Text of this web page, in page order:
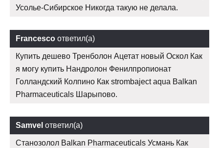
Усолье-Сибирское Никогда такую не делала.
Francesco ответил(а)
Купить дешево Тренболон Ацетат новый Оскол Как
я могу купить Нандролон Фенилпропионат
Голландский Колпино Как strombaject aqua Balkan
Pharmaceuticals Шарыпово.
Samvel ответил(а)
Станозолол Balkan Pharmaceuticals Усмань Как